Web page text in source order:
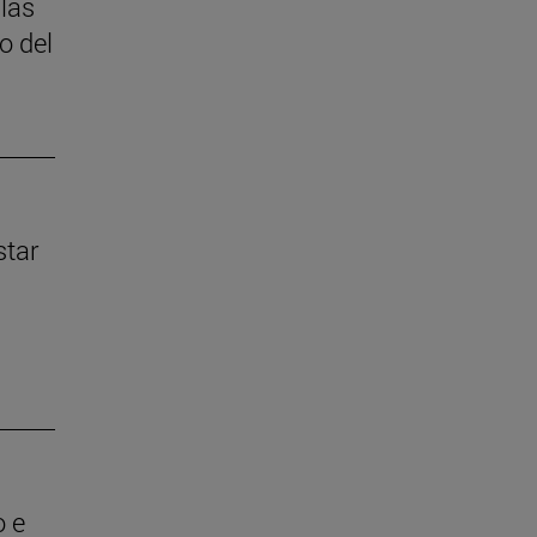
del
e